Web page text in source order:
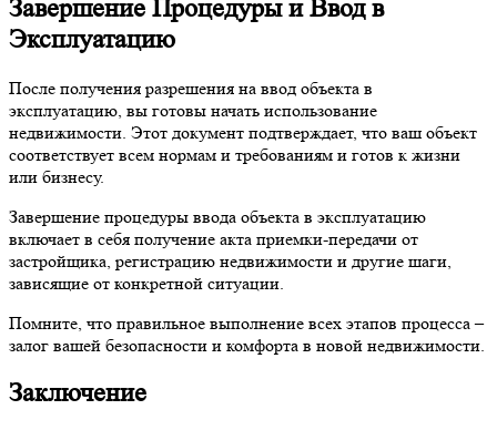
Завершение Процедуры и Ввод в
Эксплуатацию
После получения разрешения на ввод объекта в
эксплуатацию, вы готовы начать использование
недвижимости. Этот документ подтверждает, что ваш объект
соответствует всем нормам и требованиям и готов к жизни
или бизнесу.
Завершение процедуры ввода объекта в эксплуатацию
включает в себя получение акта приемки-передачи от
застройщика, регистрацию недвижимости и другие шаги,
зависящие от конкретной ситуации.
Помните, что правильное выполнение всех этапов процесса –
залог вашей безопасности и комфорта в новой недвижимости.
Заключение